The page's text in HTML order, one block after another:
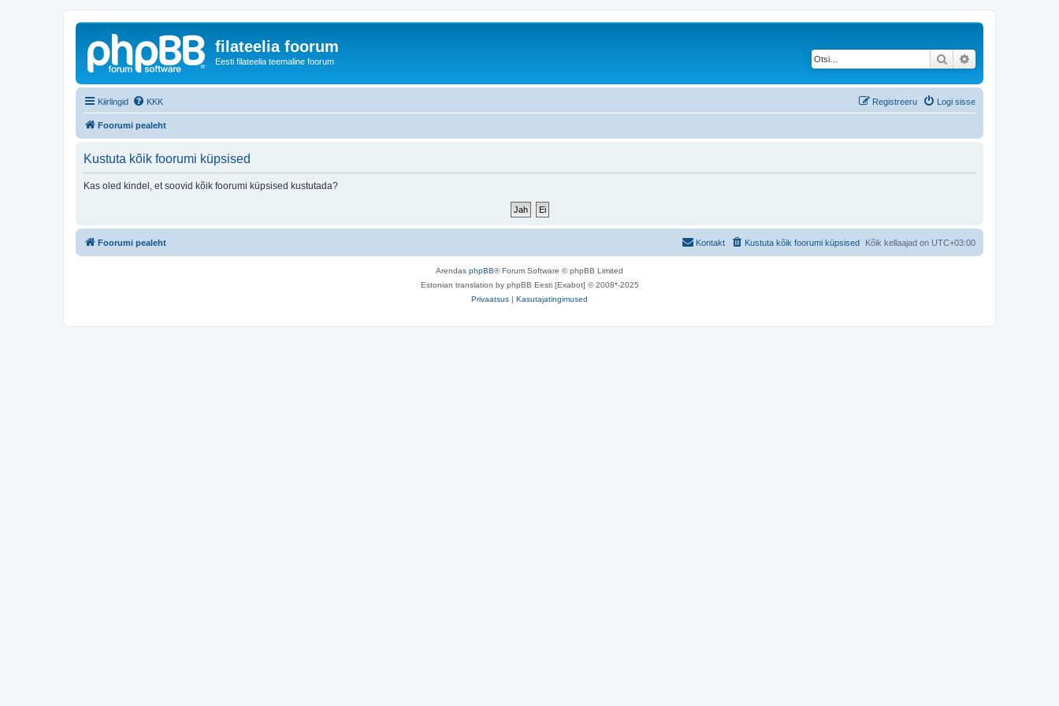
filateelia foorum
Eesti filateelia teemaline foorum Otsi
Kiirlingid KKK Logi sisse
Registreeru
Foorumi pealeht
Kustuta kõik foorumi küpsised
Kas oled kindel, et soovid kõik foorumi küpsised kustutada?
Foorumi pealeht Kõik kellaajad on UTC+03:00
Kustuta kõik foorumi küpsised
Kontakt
Arendas phpBB® Forum Software © phpBB Limited
Estonian translation by phpBB Eesti [Exabot] © 2008*-2025
Privaatsus | Kasutajatingimused